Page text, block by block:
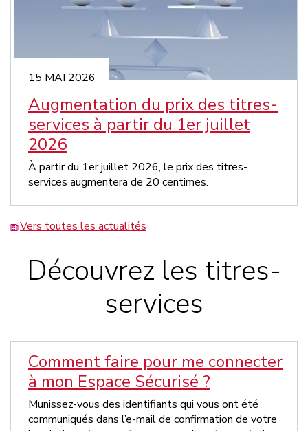
15 MAI 2026
Augmentation du prix des titres-
services à partir du 1er juillet
2026
À partir du 1er juillet 2026, le prix des titres-
services augmentera de 20 centimes.
Vers toutes les actualités
Découvrez les titres-
services
Comment faire pour me connecter
à mon Espace Sécurisé ?
Munissez-vous des identifiants qui vous ont été
communiqués dans l’e-mail de confirmation de votre